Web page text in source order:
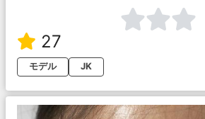
27
モデル
JK